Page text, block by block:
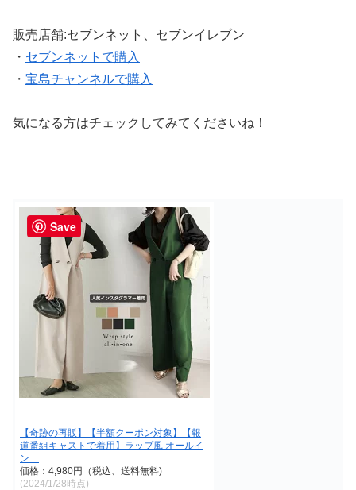
販売店舗:セブンネット、セブンイレブン
・ セブンネットで購入
・ 宝島チャンネルで購入
気になる方はチェックしてみてくださいね！
【奇跡の再販】【半額クーポン対象】【報
道番組キャストで着用】ラップ風 オールイ
ン…
価格：4,980円（税込、送料無料)
(2024/1/28時点)
Save